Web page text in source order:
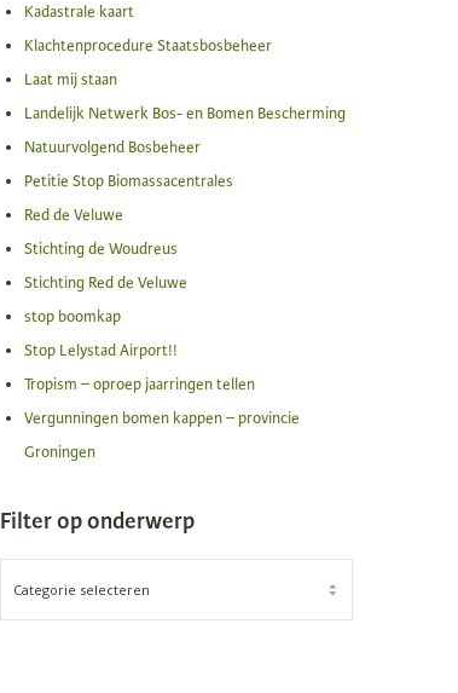
Kadastrale kaart
Klachtenprocedure Staatsbosbeheer
Laat mij staan
Landelijk Netwerk Bos- en Bomen Bescherming
Natuurvolgend Bosbeheer
Petitie Stop Biomassacentrales
Red de Veluwe
Stichting de Woudreus
Stichting Red de Veluwe
stop boomkap
Stop Lelystad Airport!!
Tropism – oproep jaarringen tellen
Vergunningen bomen kappen – provincie
Groningen
Filter op onderwerp
FILTER